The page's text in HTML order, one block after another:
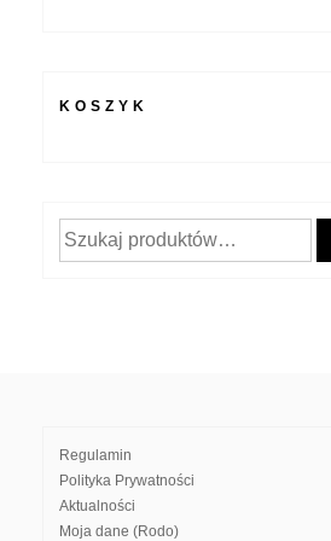
KOSZYK
Szukaj:
Regulamin
Polityka Prywatności
Aktualności
Moja dane (Rodo)